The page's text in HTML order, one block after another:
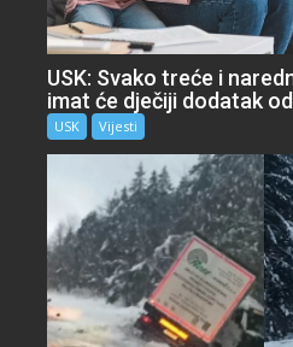
USK: Svako treće i
imat će dječiji dodatak
USK Vijesti